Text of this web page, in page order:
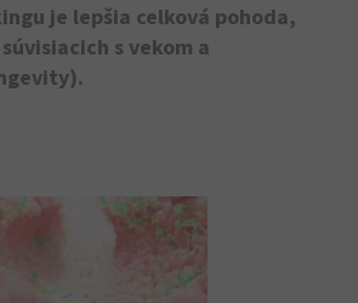
je lepšia celková pohoda,
s vekom a